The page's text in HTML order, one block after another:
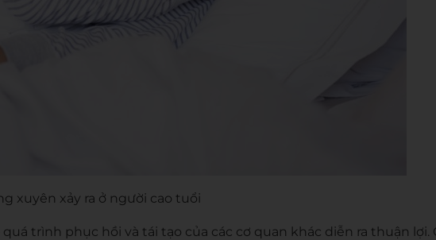
xuyên xảy ra ở người cao tuổi
trình phục hồi và tái tạo của các cơ quan khác diễn ra thuận lợi.